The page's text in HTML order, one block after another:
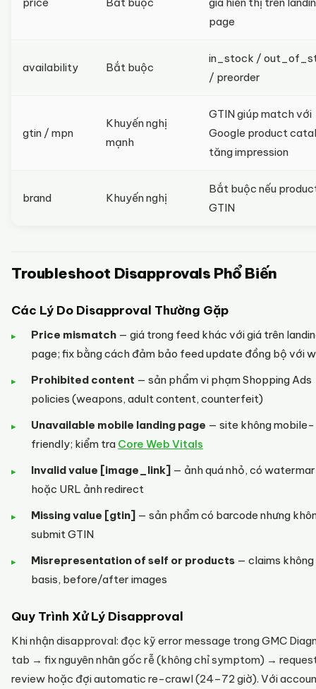
page
availability Bắt buộc
in_stock /
/ preorder
gtin / mpn
Khuyến nghị
mạnh
GTIN giúp match với
Google product
tăng impression
brand Khuyến nghị
Bắt buộc nếu
GTIN
Troubleshoot Disapprovals Phổ Biến
Các Lý Do Disapproval Thường Gặp
Price mismatch — giá trong feed khác với giá trên
page; fix bằng cách đảm bảo feed update đồng bộ với
Prohibited content — sản phẩm vi phạm Shopping Ads
policies (weapons, adult content, counterfeit)
Unavailable mobile landing page — site không mobile-
friendly; kiểm tra Core Web Vitals
Invalid value [image_link] — ảnh quá nhỏ, có
hoặc URL ảnh redirect
Missing value [gtin] — sản phẩm có barcode nhưng
submit GTIN
Misrepresentation of self or products — claims không
basis, before/after images
Quy Trình Xử Lý Disapproval
Khi nhận disapproval: đọc kỹ error message trong GMC
tab → fix nguyên nhân gốc rễ (không chỉ symptom) →
review hoặc đợi automatic re-crawl (24–72 giờ). Với